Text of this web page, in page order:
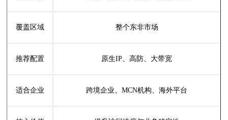
覆盖区域 整个东非市场
推荐配置 原生IP、高防、大带宽
适合企业 跨境企业、MCN机构、海外平台